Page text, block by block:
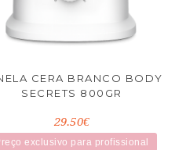
CERA BRANCO BODY
SECRETS 800GR
29.50€
exclusivo para profissional